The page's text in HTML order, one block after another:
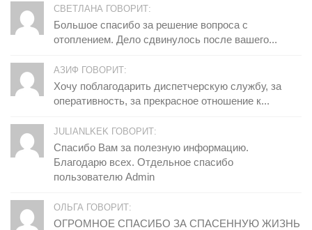
СВЕТЛАНА ГОВОРИТ:
Большое спасибо за решение вопроса с
отоплением. Дело сдвинулось после вашего...
АЗИФ ГОВОРИТ:
Хочу поблагодарить диспетчерскую службу, за
оперативность, за прекрасное отношение к...
JULIANLKEK ГОВОРИТ:
Спасибо Вам за полезную информацию.
Благодарю всех. Отдельное спасибо
пользователю Admin
ОЛЬГА ГОВОРИТ:
ОГРОМНОЕ СПАСИБО ЗА СПАСЕННУЮ ЖИЗНЬ